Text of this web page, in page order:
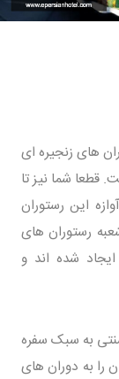
های زنجیره ای
قطعا شما نیز تا
این رستوران
رستوران های
ایجاد شده اند و
به سبک سفره
را به دوران های